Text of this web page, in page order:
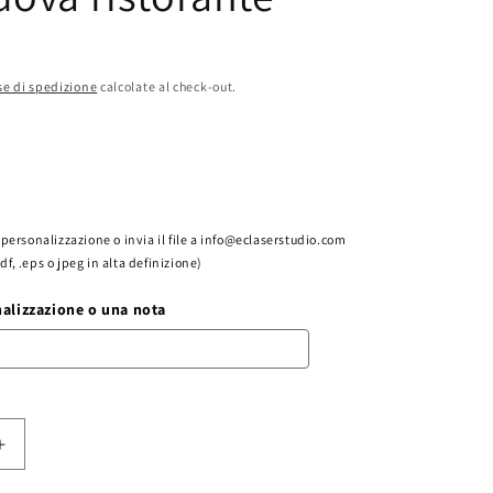
di spedizione calcolate al check-out.
o invia il file a info@eclaserstudio.com
.eps o jpeg in alta definizione)
o una nota
Aumenta